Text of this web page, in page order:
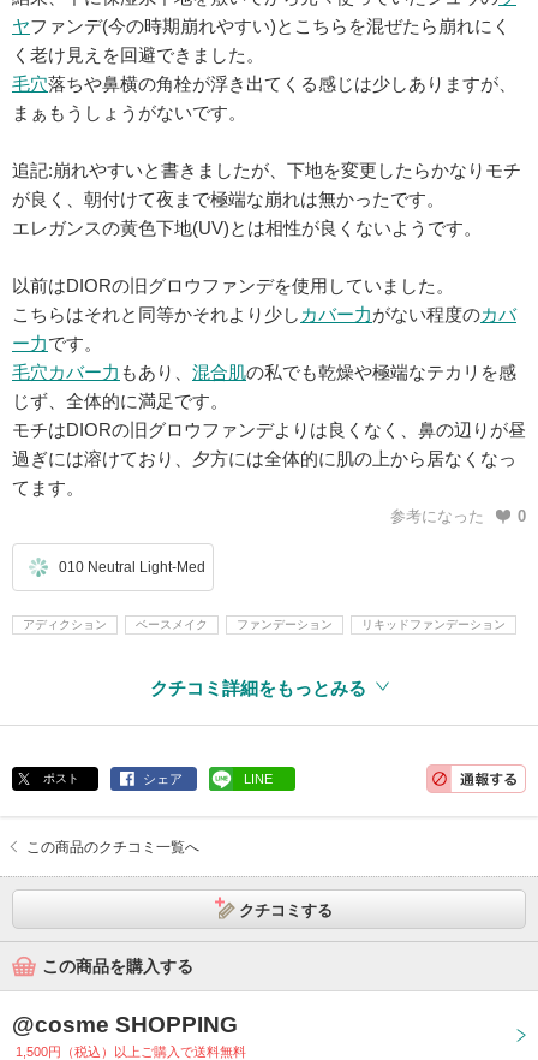
ヤファンデ(今の時期崩れやすい)とこちらを混ぜたら崩れにく
く老け見えを回避できました。
毛穴落ちや鼻横の角栓が浮き出てくる感じは少しありますが、
まぁもうしょうがないです。
追記:崩れやすいと書きましたが、下地を変更したらかなりモチ
が良く、朝付けて夜まで極端な崩れは無かったです。
エレガンスの黄色下地(UV)とは相性が良くないようです。
以前はDIORの旧グロウファンデを使用していました。
こちらはそれと同等かそれより少し カバー力がない程度のカバ
ー力です。
毛穴カバー力 もあり、 混合肌の私でも乾燥や極端なテカリを感
じず、全体的に満足です。
モチはDIORの旧グロウファンデよりは良くなく、鼻の辺りが昼
過ぎには溶けており、夕方には全体的に肌の上から居なくなっ
てます。
参考になった 0
010 Neutral Light-Med
アディクション ベースメイク ファンデーション リキッドファンデーション
クチコミ詳細をもっとみる
ポスト シェア LINE
この商品のクチコミ一覧へ
クチコミする
この商品を購入する
@cosme SHOPPING
1,500円（税込）以上ご購入で送料無料